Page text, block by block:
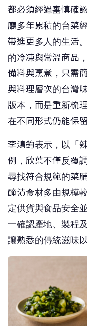
都必須經過審慎確
廳多年累積的台菜
帶進更多人的生活
的冷凍與常溫商品
備料與烹煮，只需
與料理層次的台灣
版本，而是重新梳
在不同形式仍能保
李鴻鈞表示，以「
例，欣葉不僅反覆
尋找符合規範的菜
醃漬食材多由規模
定供貨與食品安全
一確認產地、製程
讓熟悉的傳統滋味